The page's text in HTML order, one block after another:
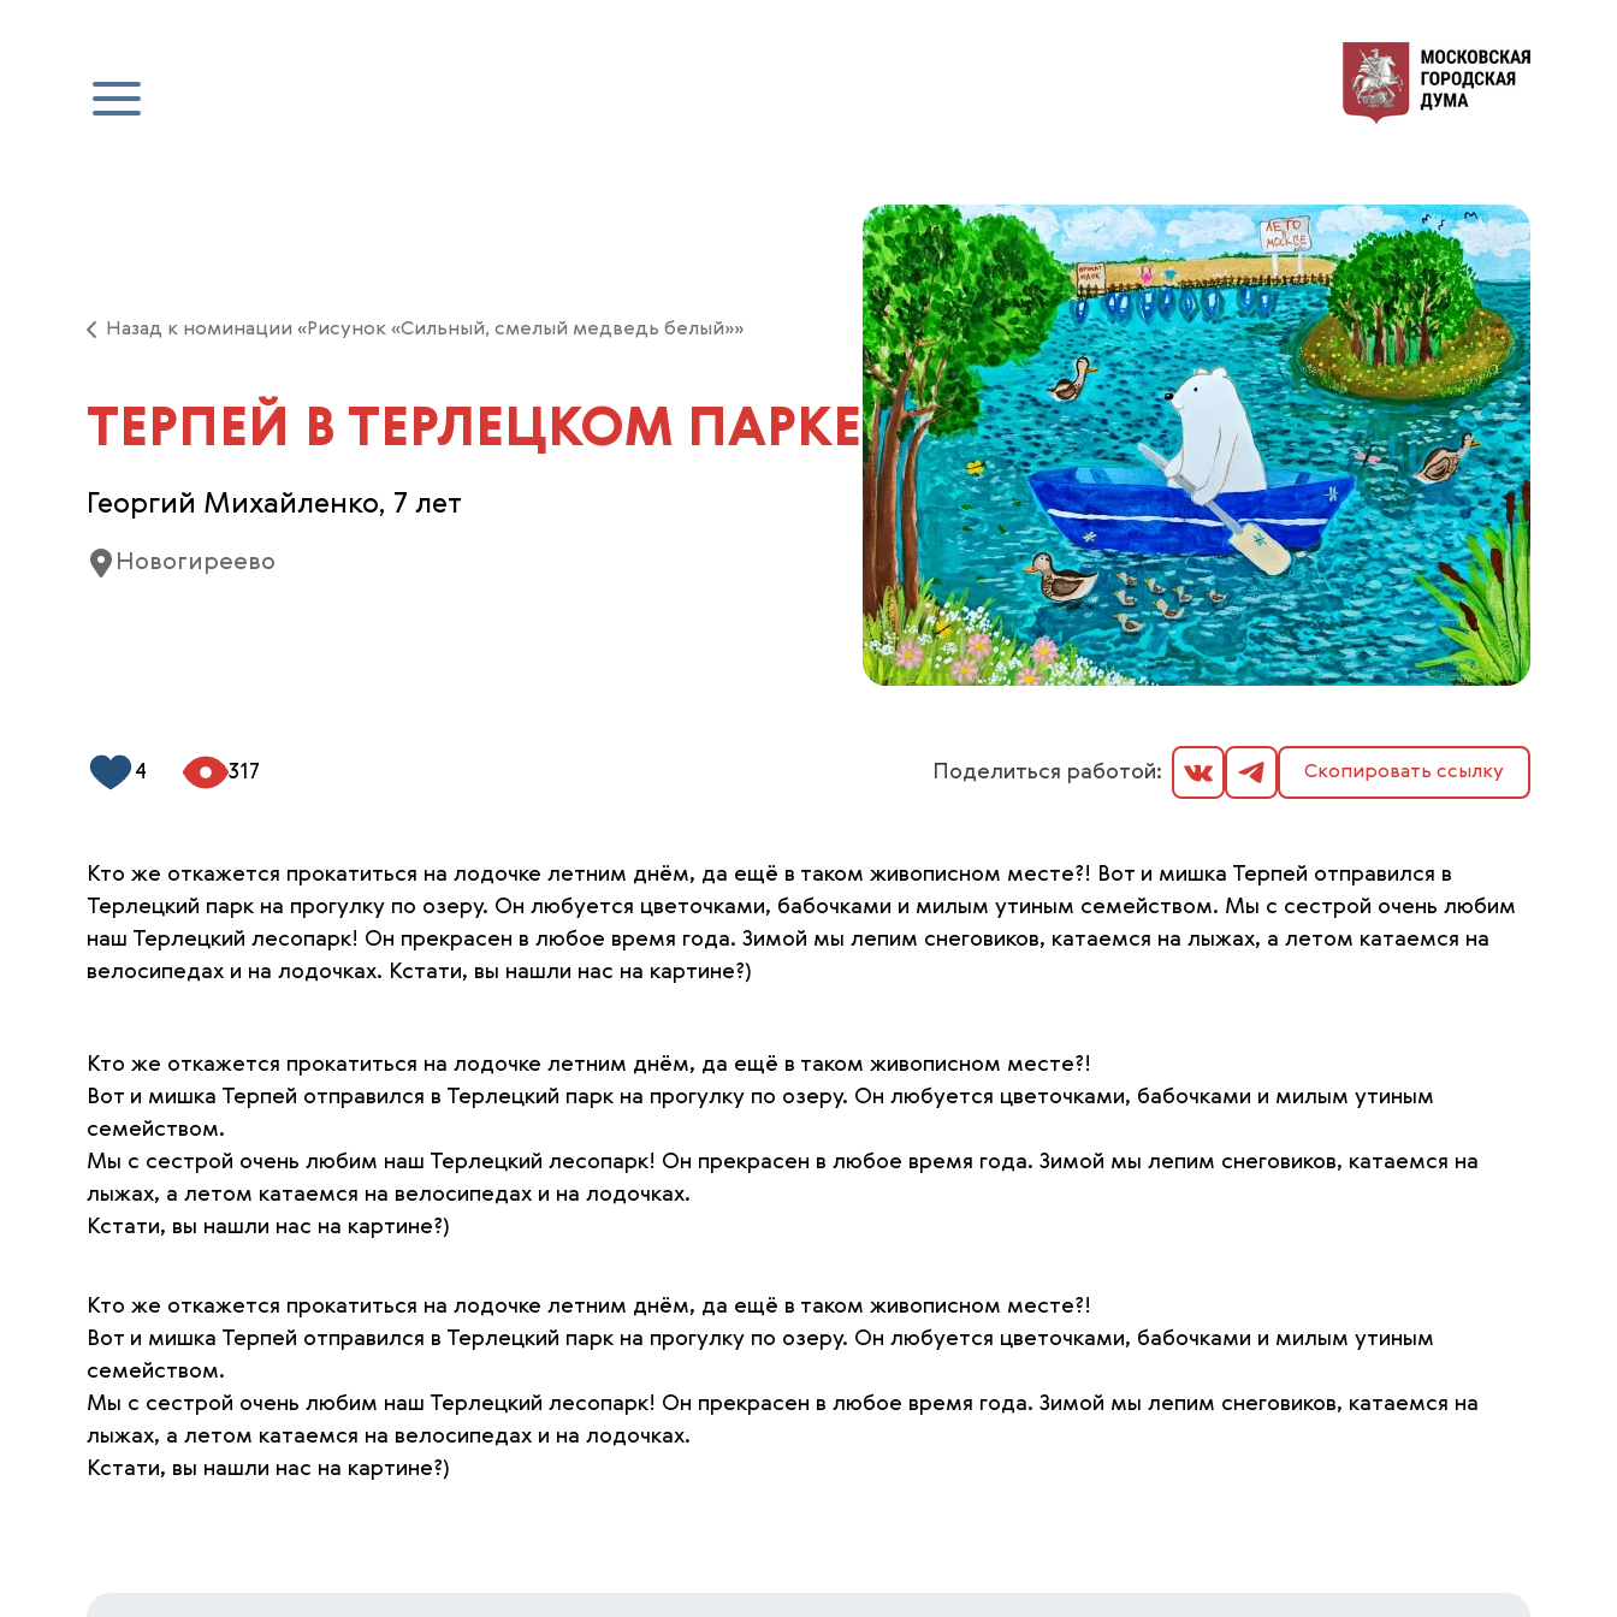
Назад к номинации «Рисунок «Сильный, смелый медведь белый»»
ТЕРПЕЙ В ТЕРЛЕЦКОМ ПАРКЕ
Георгий Михайленко, 7 лет
Новогиреево
4 317 Поделиться работой: Скопировать ссылку
Кто же откажется прокатиться на лодочке летним днём, да ещё в таком живописном месте?! Вот и мишка Терпей отправился в
Терлецкий парк на прогулку по озеру. Он любуется цветочками, бабочками и милым утиным семейством. Мы с сестрой очень любим
наш Терлецкий лесопарк! Он прекрасен в любое время года. Зимой мы лепим снеговиков, катаемся на лыжах, а летом катаемся на
велосипедах и на лодочках. Кстати, вы нашли нас на картине?)
Кто же откажется прокатиться на лодочке летним днём, да ещё в таком живописном месте?!
Вот и мишка Терпей отправился в Терлецкий парк на прогулку по озеру. Он любуется цветочками, бабочками и милым утиным
семейством.
Мы с сестрой очень любим наш Терлецкий лесопарк! Он прекрасен в любое время года. Зимой мы лепим снеговиков, катаемся на
лыжах, а летом катаемся на велосипедах и на лодочках.
Кстати, вы нашли нас на картине?)
Кто же откажется прокатиться на лодочке летним днём, да ещё в таком живописном месте?!
Вот и мишка Терпей отправился в Терлецкий парк на прогулку по озеру. Он любуется цветочками, бабочками и милым утиным
семейством.
Мы с сестрой очень любим наш Терлецкий лесопарк! Он прекрасен в любое время года. Зимой мы лепим снеговиков, катаемся на
лыжах, а летом катаемся на велосипедах и на лодочках.
Кстати, вы нашли нас на картине?)